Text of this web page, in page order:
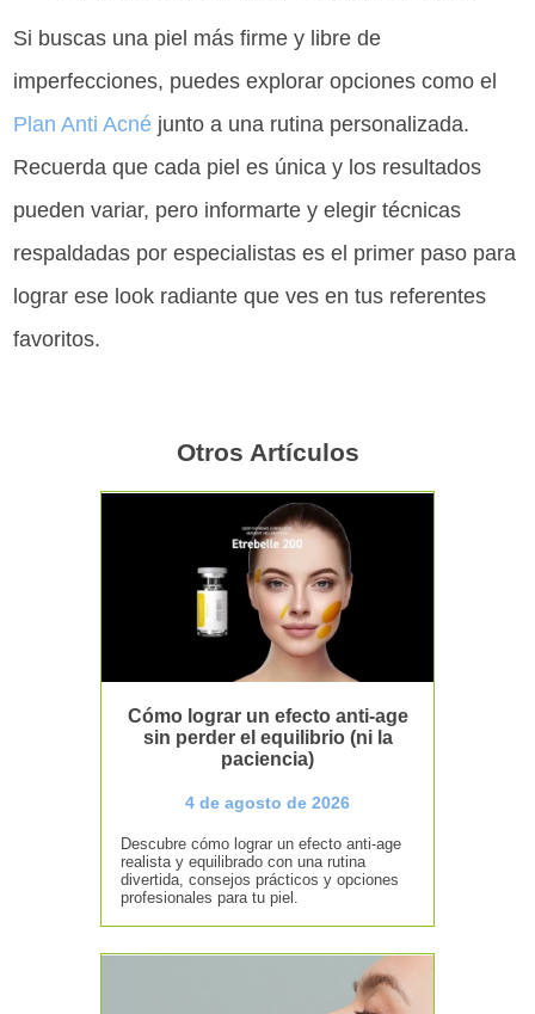
Si buscas una piel más firme y libre de
imperfecciones, puedes explorar opciones como el
Plan Anti Acné junto a una rutina personalizada.
Recuerda que cada piel es única y los resultados
pueden variar, pero informarte y elegir técnicas
respaldadas por especialistas es el primer paso para
lograr ese look radiante que ves en tus referentes
favoritos.
Otros Artículos
Cómo lograr un efecto anti-age
sin perder el equilibrio (ni la
paciencia)
4 de agosto de 2026
Descubre cómo lograr un efecto anti-age
realista y equilibrado con una rutina
divertida, consejos prácticos y opciones
profesionales para tu piel.